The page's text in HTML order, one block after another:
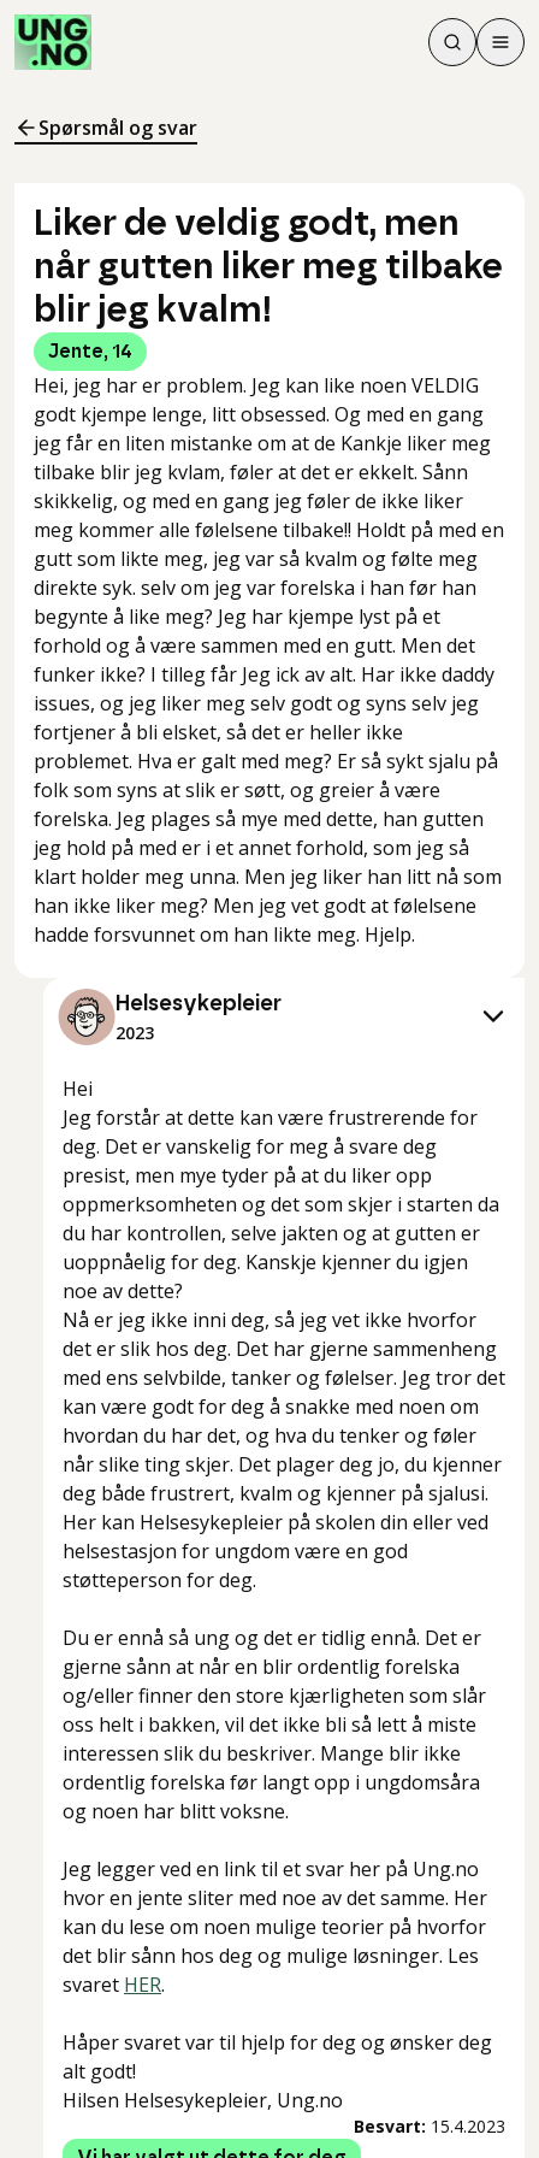
Søk
Søk
Meny
Spørsmål og svar
Liker de veldig godt, men
når gutten liker meg tilbake
blir jeg kvalm!
Jente, 14
Hei, jeg har er problem. Jeg kan like noen VELDIG
godt kjempe lenge, litt obsessed. Og med en gang
jeg får en liten mistanke om at de Kankje liker meg
tilbake blir jeg kvlam, føler at det er ekkelt. Sånn
skikkelig, og med en gang jeg føler de ikke liker
meg kommer alle følelsene tilbake!! Holdt på med en
gutt som likte meg, jeg var så kvalm og følte meg
direkte syk. selv om jeg var forelska i han før han
begynte å like meg? Jeg har kjempe lyst på et
forhold og å være sammen med en gutt. Men det
funker ikke? I tilleg får Jeg ick av alt. Har ikke daddy
issues, og jeg liker meg selv godt og syns selv jeg
fortjener å bli elsket, så det er heller ikke
problemet. Hva er galt med meg? Er så sykt sjalu på
folk som syns at slik er søtt, og greier å være
forelska. Jeg plages så mye med dette, han gutten
jeg hold på med er i et annet forhold, som jeg så
klart holder meg unna. Men jeg liker han litt nå som
han ikke liker meg? Men jeg vet godt at følelsene
hadde forsvunnet om han likte meg. Hjelp.
Helsesykepleier
2023
Hei
Jeg forstår at dette kan være frustrerende for
deg. Det er vanskelig for meg å svare deg
presist, men mye tyder på at du liker opp
oppmerksomheten og det som skjer i starten da
du har kontrollen, selve jakten og at gutten er
uoppnåelig for deg. Kanskje kjenner du igjen
noe av dette?
Nå er jeg ikke inni deg, så jeg vet ikke hvorfor
det er slik hos deg. Det har gjerne sammenheng
med ens selvbilde, tanker og følelser. Jeg tror det
kan være godt for deg å snakke med noen om
hvordan du har det, og hva du tenker og føler
når slike ting skjer. Det plager deg jo, du kjenner
deg både frustrert, kvalm og kjenner på sjalusi.
Her kan Helsesykepleier på skolen din eller ved
helsestasjon for ungdom være en god
støtteperson for deg.
Du er ennå så ung og det er tidlig ennå. Det er
gjerne sånn at når en blir ordentlig forelska
og/eller finner den store kjærligheten som slår
oss helt i bakken, vil det ikke bli så lett å miste
interessen slik du beskriver. Mange blir ikke
ordentlig forelska før langt opp i ungdomsåra
og noen har blitt voksne.
Jeg legger ved en link til et svar her på Ung.no
hvor en jente sliter med noe av det samme. Her
kan du lese om noen mulige teorier på hvorfor
det blir sånn hos deg og mulige løsninger. Les
svaret HER.
Håper svaret var til hjelp for deg og ønsker deg
alt godt!
Hilsen Helsesykepleier, Ung.no
Besvart: 15.4.2023